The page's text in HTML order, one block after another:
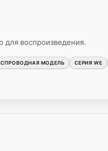
для воспроизведения.
МОДЕЛЬ СЕРИЯ WE